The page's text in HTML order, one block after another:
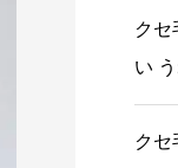
クセ
い
クセ